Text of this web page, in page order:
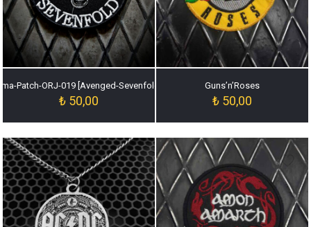
Patch-ORJ-019 [Avenged-Sevenfold-Arma-Patch-ORJ-019]
₺ 50,00
Guns’n’Roses
₺ 50,00